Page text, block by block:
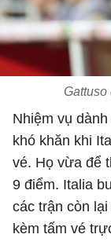
Nhiệm vụ
khó khăn khi
vé. Họ vừa để
9 điểm. Italia
các trận còn
kèm tấm vé